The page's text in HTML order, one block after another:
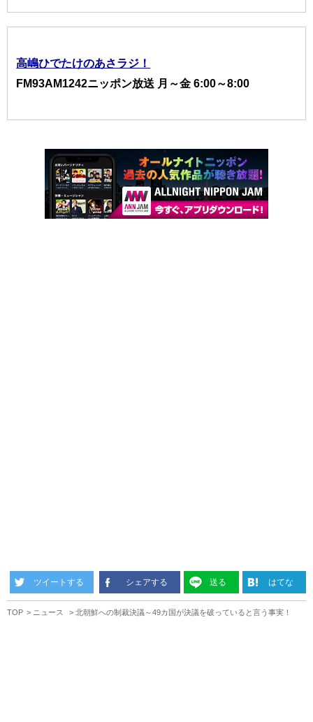
高嶋ひでたけのあさラジ！
FM93AM1242ニッポン放送 月～金 6:00～8:00
ツイートする シェアする 送る はてな
TOP ニュース 北朝鮮への制裁決議～49カ国が決議を破っていると言う事実！